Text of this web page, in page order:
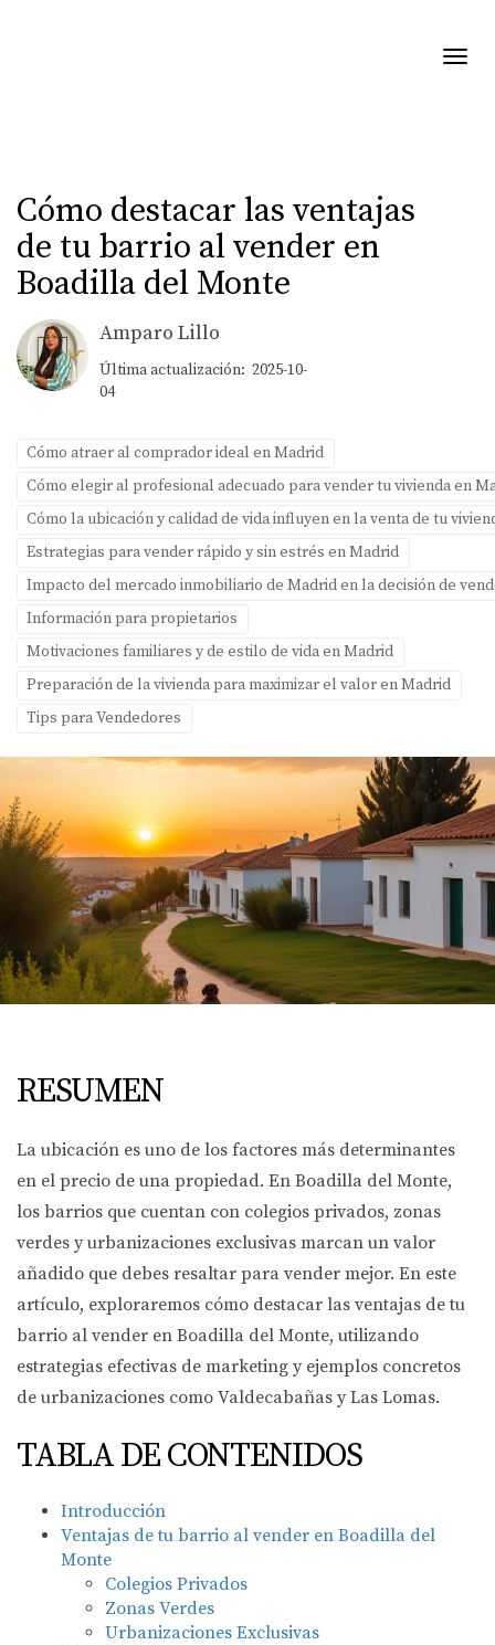
Cómo destacar las ventajas
de tu barrio al vender en
Boadilla del Monte
Amparo Lillo
Última actualización: 2025-10-
04
Cómo atraer al comprador ideal en Madrid
Cómo elegir al profesional adecuado para vender tu vivienda en
Cómo la ubicación y calidad de vida influyen en la venta de tu
Estrategias para vender rápido y sin estrés en Madrid
Impacto del mercado inmobiliario de Madrid en la decisión de
Información para propietarios
Motivaciones familiares y de estilo de vida en Madrid
Preparación de la vivienda para maximizar el valor en Madrid
Tips para Vendedores
RESUMEN
La ubicación es uno de los factores más determinantes
en el precio de una propiedad. En Boadilla del Monte,
los barrios que cuentan con colegios privados, zonas
verdes y urbanizaciones exclusivas marcan un valor
añadido que debes resaltar para vender mejor. En este
artículo, exploraremos cómo destacar las ventajas de tu
barrio al vender en Boadilla del Monte, utilizando
estrategias efectivas de marketing y ejemplos concretos
de urbanizaciones como Valdecabañas y Las Lomas.
TABLA DE CONTENIDOS
Introducción
Ventajas de tu barrio al vender en Boadilla del
Monte
Colegios Privados
Zonas Verdes
Urbanizaciones Exclusivas